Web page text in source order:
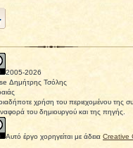
2005-2026
Δημήτρης Τσόλης
χρήση του περιεχομένου της
του δημιουργού και της πηγής.
Αυτό έργο χορηγείται με άδεια Creative